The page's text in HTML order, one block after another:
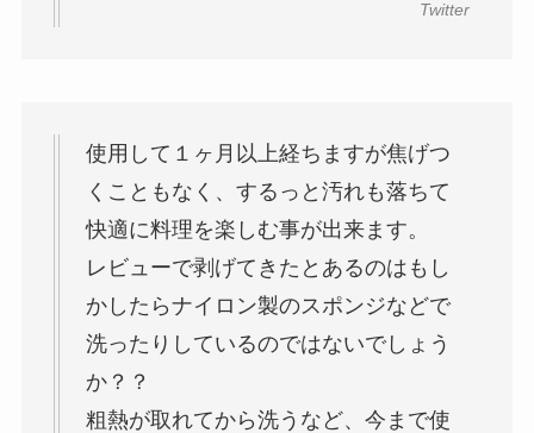
Twitter
使用して１ヶ月以上経ちますが焦げつ
くこともなく、するっと汚れも落ちて
快適に料理を楽しむ事が出来ます。
レビューで剥げてきたとあるのはもし
かしたらナイロン製のスポンジなどで
洗ったりしているのではないでしょう
か？？
粗熱が取れてから洗うなど、今まで使